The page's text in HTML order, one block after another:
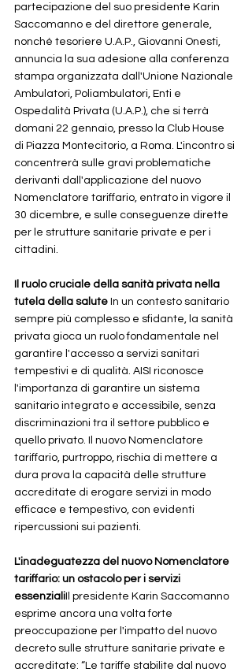
partecipazione del suo presidente Karin
Saccomanno e del direttore generale,
nonché tesoriere U.A.P., Giovanni Onesti,
annuncia la sua adesione alla conferenza
stampa organizzata dall'Unione Nazionale
Ambulatori, Poliambulatori, Enti e
Ospedalità Privata (U.A.P.), che si terrà
domani 22 gennaio, presso la Club House
di Piazza Montecitorio, a Roma. L'incontro si
concentrerà sulle gravi problematiche
derivanti dall'applicazione del nuovo
Nomenclatore tariffario, entrato in vigore il
30 dicembre, e sulle conseguenze dirette
per le strutture sanitarie private e per i
cittadini.
Il ruolo cruciale della sanità privata nella
tutela della salute In un contesto sanitario
sempre più complesso e sfidante, la sanità
privata gioca un ruolo fondamentale nel
garantire l'accesso a servizi sanitari
tempestivi e di qualità. AISI riconosce
l'importanza di garantire un sistema
sanitario integrato e accessibile, senza
discriminazioni tra il settore pubblico e
quello privato. Il nuovo Nomenclatore
tariffario, purtroppo, rischia di mettere a
dura prova la capacità delle strutture
accreditate di erogare servizi in modo
efficace e tempestivo, con evidenti
ripercussioni sui pazienti.
L'inadeguatezza del nuovo Nomenclatore
tariffario: un ostacolo per i servizi
essenziali Il presidente Karin Saccomanno
esprime ancora una volta forte
preoccupazione per l'impatto del nuovo
decreto sulle strutture sanitarie private e
accreditate: “Le tariffe stabilite dal nuovo